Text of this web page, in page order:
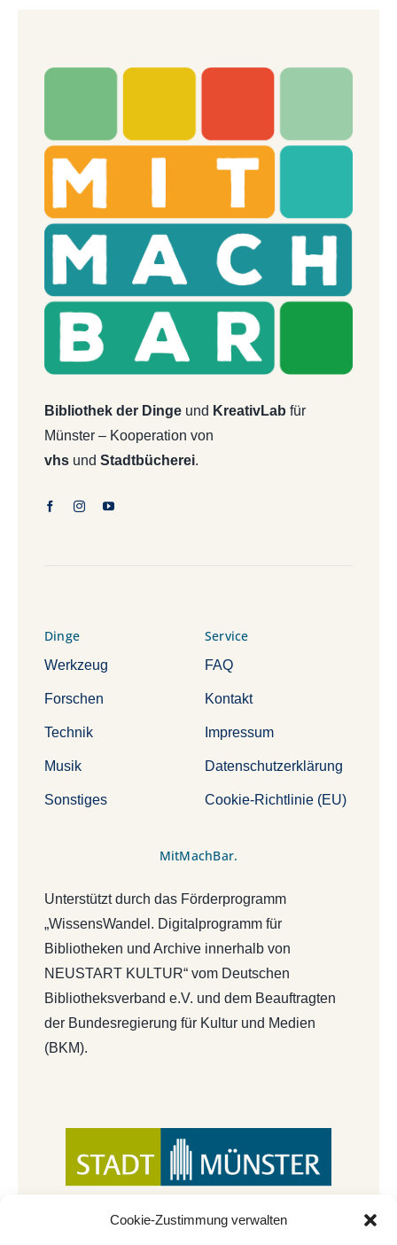
Cookie-Zustimmung verwalten
Bibliothek der Dingeund KreativLab für
Münster – Kooperation von
vhsund Stadtbücherei.
Dinge
Werkzeug
Forschen
Technik
Musik
Sonstiges
Service
FAQ
Kontakt
Impressum
Datenschutzerklärung
Cookie-Richtlinie (EU)
MitMachBar.
Unterstützt durch das Förderprogramm
„WissensWandel. Digitalprogramm für
Bibliotheken und Archive innerhalb von
NEUSTART KULTUR“ vom Deutschen
Bibliotheksverband e.V. und dem Beauftragten
der Bundesregierung für Kultur und Medien
(BKM).